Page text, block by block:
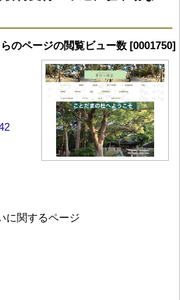
のページの閲覧ビュー数 [0001750]
に関するページ